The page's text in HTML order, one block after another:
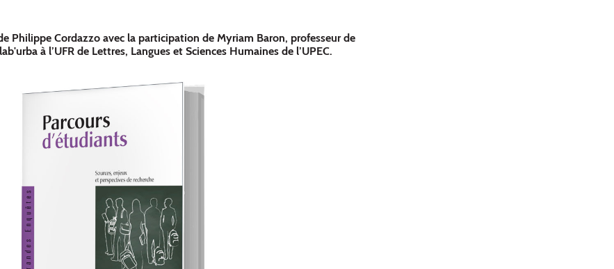
Philippe Cordazzo avec la participation de Myriam Baron, professeur de
à l’UFR de Lettres, Langues et Sciences Humaines de l’UPEC.